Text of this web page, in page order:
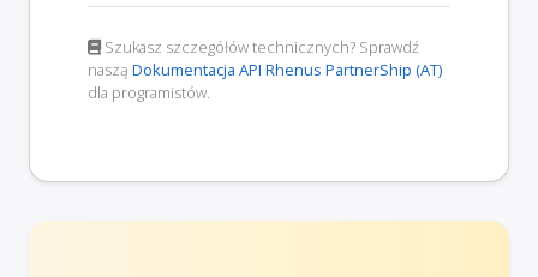
Szukasz szczegółów technicznych? Sprawdź
naszą Dokumentacja API Rhenus PartnerShip (AT)
dla programistów.